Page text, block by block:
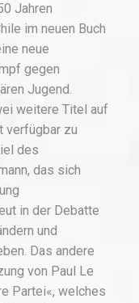
Jahren
im neuen Buch
neue
gegen
Jugend.
weitere Titel auf
verfügbar zu
des
das sich
in der Debatte
und
Das andere
von Paul Le
Partei«, welches